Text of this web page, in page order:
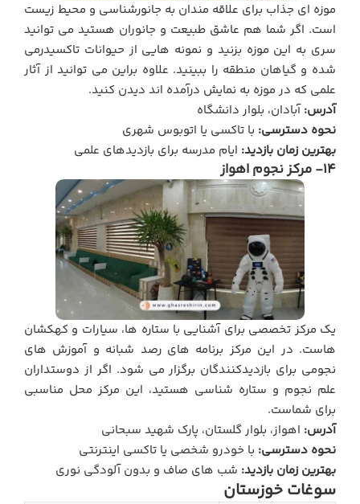
موزه ای جذاب برای علاقه مندان به جانورشناسی و محیط زیست
است. اگر شما هم عاشق طبیعت و جانوران هستید می توانید
سری به این موزه بزنید و نمونه هایی از حیوانات تاکسیدرمی
شده و گیاهان منطقه را ببینید. علاوه براین می توانید از آثار
علمی که در موزه به نمایش درآمده اند دیدن کنید.
آدرس:آبادان، بلوار دانشگاه
نحوه دسترسی: با تاکسی یا اتوبوس شهری
بهترین زمان بازدید: ایام مدرسه برای بازدیدهای علمی
14- مرکز نجوم اهواز
یک مرکز تخصصی برای آشنایی با ستاره ها، سیارات و کهکشان
هاست. در این مرکز برنامه های رصد شبانه و آموزش های
نجومی برای بازدیدکنندگان برگزار می شود. اگر از دوستداران
علم نجوم و ستاره شناسی هستید، این مرکز محل مناسبی
برای شماست.
آدرس: اهواز، بلوار گلستان، پارک شهید سبحانی
نحوه دسترسی: با خودرو شخصی یا تاکسی اینترنتی
بهترین زمان بازدید: شب های صاف و بدون آلودگی نوری
سوغات خوزستان